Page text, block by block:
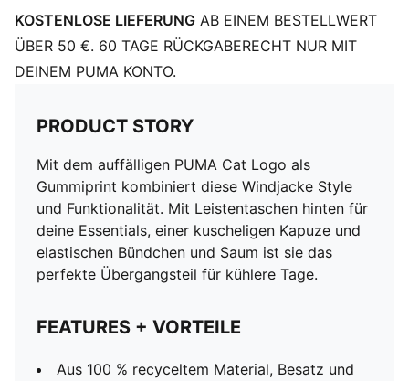
KOSTENLOSE LIEFERUNG AB EINEM BESTELLWERT
ÜBER 50 €. 60 TAGE RÜCKGABERECHT NUR MIT
DEINEM PUMA KONTO.
PRODUCT STORY
Mit dem auffälligen PUMA Cat Logo als
Gummiprint kombiniert diese Windjacke Style
und Funktionalität. Mit Leistentaschen hinten für
deine Essentials, einer kuscheligen Kapuze und
elastischen Bündchen und Saum ist sie das
perfekte Übergangsteil für kühlere Tage.
FEATURES + VORTEILE
Aus 100 % recyceltem Material, Besatz und